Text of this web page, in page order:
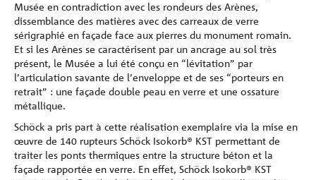
Musée en contradiction avec les rondeurs des Arènes,
dissemblance des matières avec des carreaux de verre
sérigraphié en façade face aux pierres du monument romain.
Et si les Arènes se caractérisent par un ancrage au sol très
présent, le Musée a lui été conçu en “lévitation” par
l’articulation savante de l’enveloppe et de ses “porteurs en
retrait” : une façade double peau en verre et une ossature
métallique.
Schöck a pris part à cette réalisation exemplaire via la mise en
œuvre de 140 rupteurs Schöck Isokorb® KST permettant de
traiter les ponts thermiques entre la structure béton et la
façade rapportée en verre. En effet, Schöck Isokorb® KST